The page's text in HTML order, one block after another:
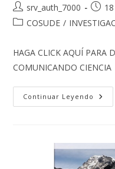
Autor
de
srv_auth_7000
de
Categoría
entrada:
COSUDE /
HAGA CLICK AQUÍ PARA
COMUNICANDO CIENCIA
Continuar Leyendo
DE